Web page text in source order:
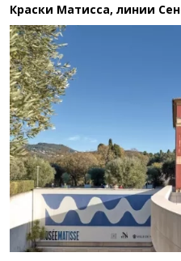
Краски Матисса, линии